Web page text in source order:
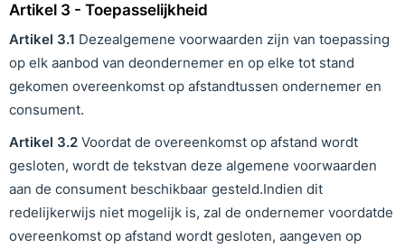
Artikel 3 - Toepasselijkheid
Artikel 3.1 Dezealgemene voorwaarden zijn van toepassing
op elk aanbod van deondernemer en op elke tot stand
gekomen overeenkomst op afstandtussen ondernemer en
consument.
Artikel 3.2 Voordat de overeenkomst op afstand wordt
gesloten, wordt de tekstvan deze algemene voorwaarden
aan de consument beschikbaar gesteld.Indien dit
redelijkerwijs niet mogelijk is, zal de ondernemer voordatde
overeenkomst op afstand wordt gesloten, aangeven op